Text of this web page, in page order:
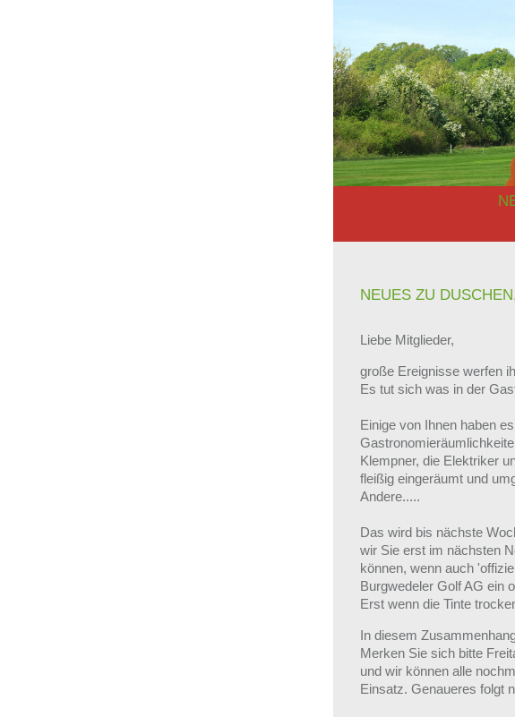
NEUES ZU
Liebe Mitglieder,
große Ereignisse werfen
Es tut sich was in der
Einige von Ihnen haben
Klempner, die Elektriker
fleißig eingeräumt und
Andere.....
Das wird bis nächste
wir Sie erst im nächsten
können, wenn auch
Burgwedeler Golf AG ein
Erst wenn die Tinte
In diesem
Merken Sie sich bitte
und wir können alle
Einsatz. Genaueres folgt